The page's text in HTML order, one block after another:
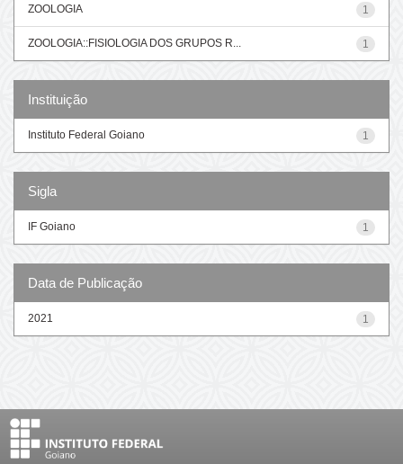
1
ZOOLOGIA
1
ZOOLOGIA::FISIOLOGIA DOS GRUPOS R...
Instituição
1
Instituto Federal Goiano
Sigla
1
IF Goiano
Data de Publicação
1
2021